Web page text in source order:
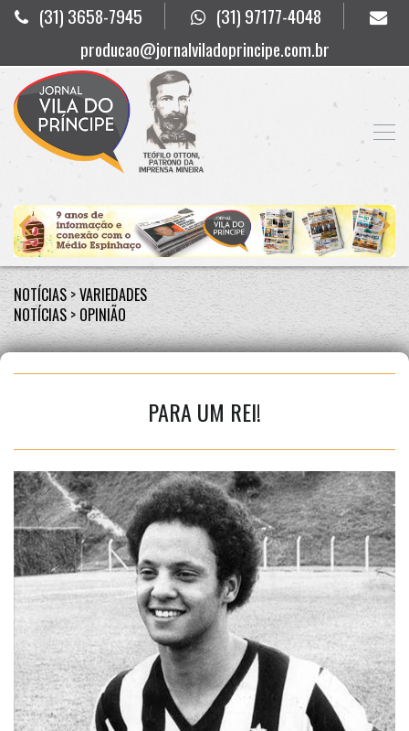
(31) 3658-7945
(31) 97177-4048
producao@jornalviladoprincipe.com.br
NOTÍCIAS >VARIEDADES
NOTÍCIAS >OPINIÃO
PARA UM REI!